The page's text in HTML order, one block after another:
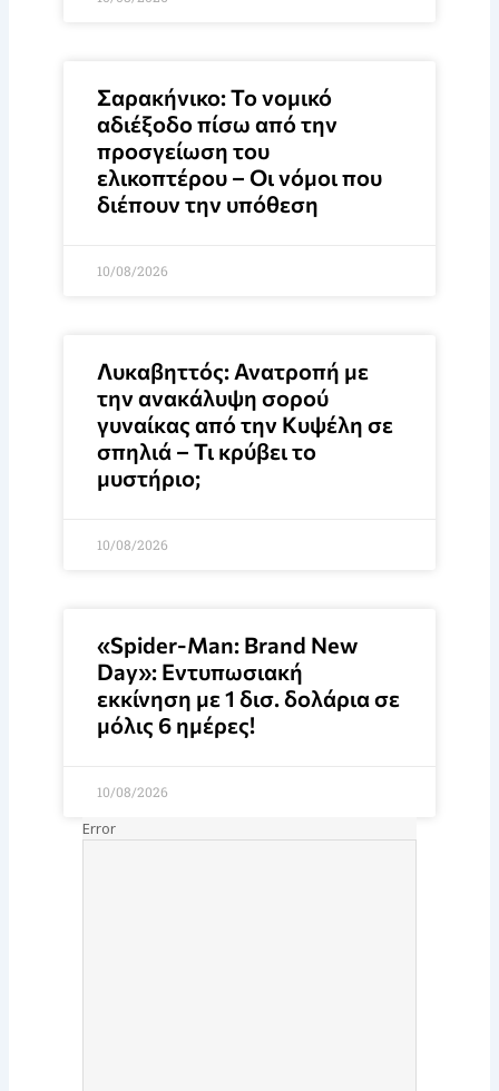
Σαρακήνικο: Το νομικό
αδιέξοδο πίσω από την
προσγείωση του
ελικοπτέρου – Οι νόμοι που
διέπουν την υπόθεση
10/08/2026
Λυκαβηττός: Ανατροπή με
την ανακάλυψη σορού
γυναίκας από την Κυψέλη σε
σπηλιά – Τι κρύβει το
μυστήριο;
10/08/2026
«Spider-Man: Brand New
Day»: Εντυπωσιακή
εκκίνηση με 1 δισ. δολάρια σε
μόλις 6 ημέρες!
10/08/2026